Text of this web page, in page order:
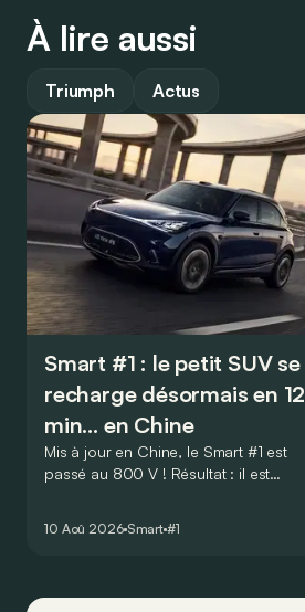
À lire aussi
Triumph Actus
Smart #1 : le petit SUV se
recharge désormais en 12
min… en Chine
Mis à jour en Chine, le Smart #1 est
passé au 800 V ! Résultat : il est
seulement !
10 Aoû 2026 Smart #1